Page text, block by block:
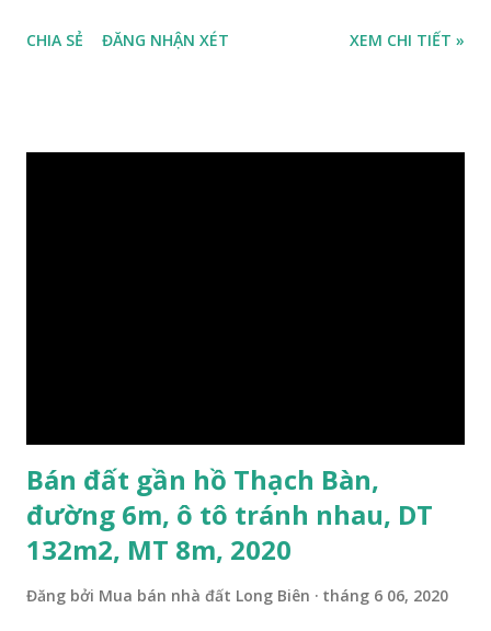
mặt tiền 5m, sổ đỏ chính chủ, giá bán 30 triệu/m2. Liên hệ:
CHIA SẺ ĐĂNG NHẬN XÉT XEM CHI TIẾT »
Bán đất gần hồ Thạch Bàn,
đường 6m, ô tô tránh nhau, DT
132m2, MT 8m, 2020
Đăng bởi Mua bán nhà đất Long Biên tháng 6 06, 2020